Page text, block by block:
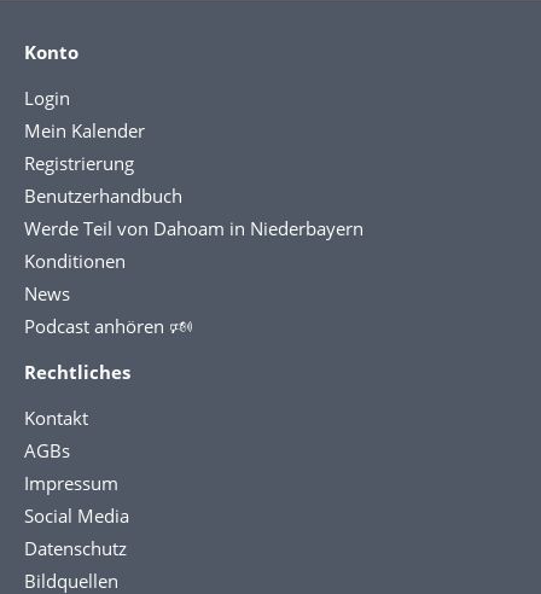
Konto
Login
Mein Kalender
Registrierung
Benutzerhandbuch
Werde Teil von Dahoam in Niederbayern
Konditionen
News
Podcast anhören 🕬
Rechtliches
Kontakt
AGBs
Impressum
Social Media
Datenschutz
Bildquellen